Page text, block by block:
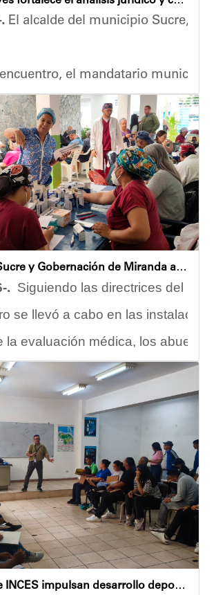
El alcalde del municipio Sucre,
el mandatario
abogado y participante
"Café con Leyes" se consolida
Alcaldía de Sucre y Gobernación de Miranda atendieron a más de 100 adultos mayores en Petare
. Siguiendo las directrices del
se llevó a cabo en las
la evaluación médica, los abuelos
integrante activa de esta
excelente atención por parte del
articulado de un equipo
Sierra.
IAMJUDER e INCES impulsan desarrollo deportivo con nuevos talleres de formación para promotores